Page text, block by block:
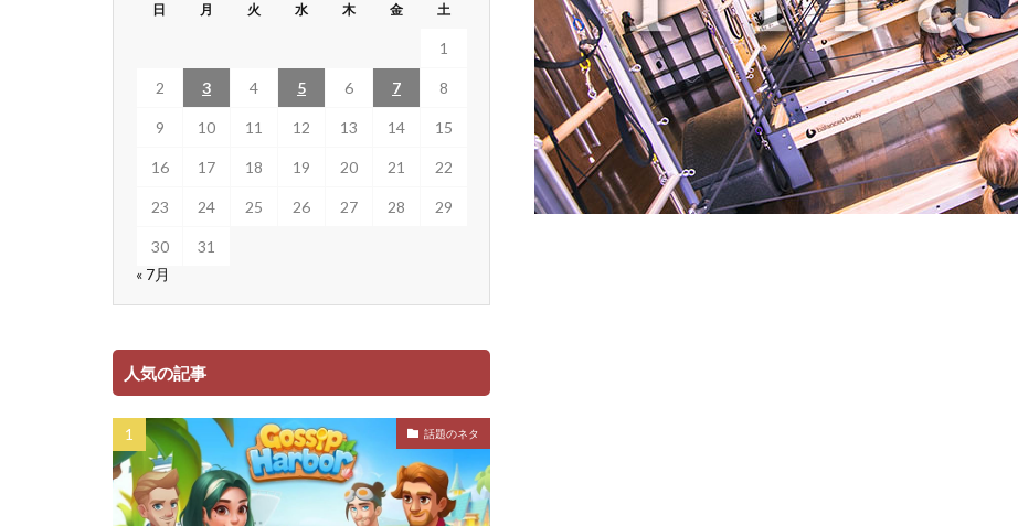
日 月 火 水 木 金 土
1
2 3 4 5 6 7 8
9 10 11 12 13 14 15
16 17 18 19 20 21 22
23 24 25 26 27 28 29
30
31
« 7月
人気の記事
話題のネタ